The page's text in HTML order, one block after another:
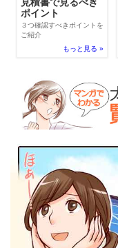
ポイント
３つ確認すべきポイントを
ご紹介
もっと見る »